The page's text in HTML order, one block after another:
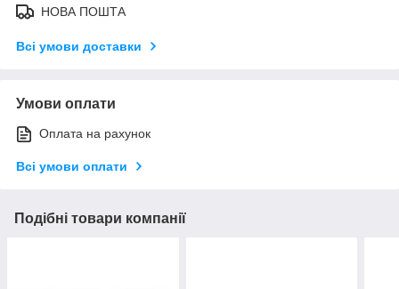
НОВА ПОШТА
Всі умови доставки
Умови оплати
Оплата на рахунок
Всі умови оплати
Подібні товари компанії